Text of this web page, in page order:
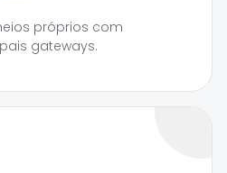
próprios com
gateways.